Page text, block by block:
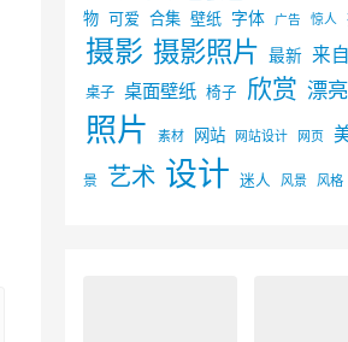
物 可爱 合集 壁纸 字体 广告 惊人
摄影 摄影照片 最新 来自
桌子 桌面壁纸 椅子 欣赏 漂亮
照片 素材 网站 网站设计 网页
景 艺术 设计 迷人 风景 风格